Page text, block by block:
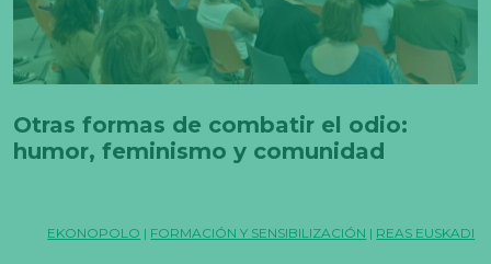
Otras formas de combatir el odio:
humor, feminismo y comunidad
EKONOPOLO | FORMACIÓN Y SENSIBILIZACIÓN | REAS EUSKADI